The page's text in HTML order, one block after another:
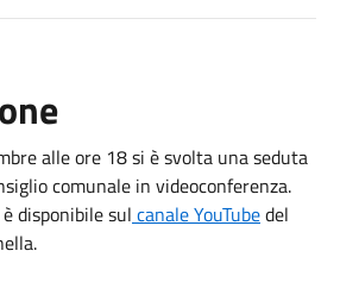
alle ore 18 si è svolta una seduta
comunale in videoconferenza.
disponibile sul canale YouTubedel